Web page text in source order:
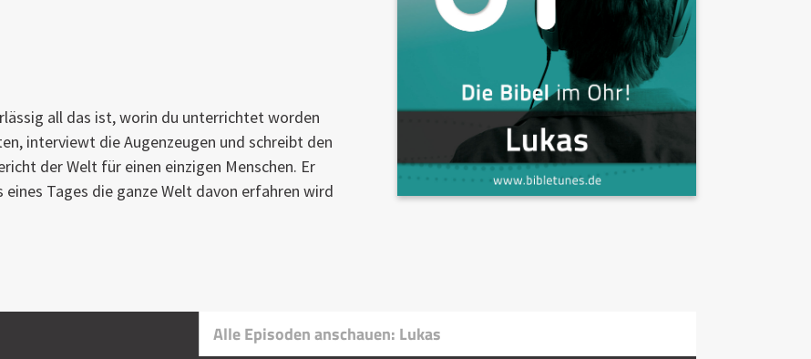
all das ist, worin du unterrichtet worden
interviewt die Augenzeugen und schreibt den
der Welt für einen einzigen Menschen. Er
Tages die ganze Welt davon erfahren wird
Alle Episoden anschauen: Lukas